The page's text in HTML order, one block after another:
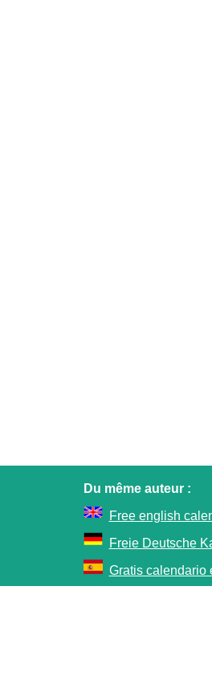
Du même auteur :
Free english
Freie Deutsche
Gratis calendario